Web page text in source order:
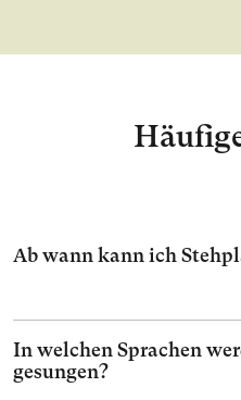
Ab wann kann ich
In welchen Sprachen
gesungen?